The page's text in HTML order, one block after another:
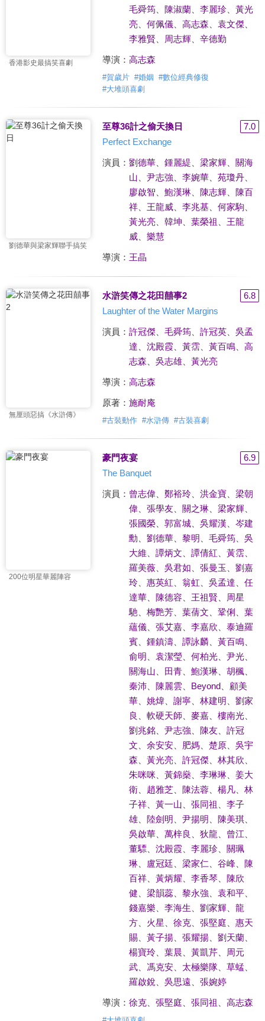
香港影史最搞笑喜劇
毛舜筠、 陳淑蘭、 李麗珍、 黃光
亮、 何佩儀、 高志森 袁文傑、
李雅賢
周志輝、 辛德勤
導演： 高志森
#賀歲片 #婚姻 #數位經典修復
#大堆頭喜劇
劉德華與梁家輝聯手搞笑
至尊36計之偷天換日
7.0
Perfect Exchange
演員： 劉德華、 鍾麗緹 梁家輝、 關海
山
尹志強 李婉華、 苑瓊丹、
廖啟智
鮑漢琳、 陳志輝、 陳百
祥、 王龍威、 李兆基、 何家駒、
黃光亮、 韓坤 葉榮祖
王龍
威、 樂慧
導演： 王晶
無厘頭惡搞《水滸傳》
水滸笑傳之花田囍事2
6.8
Laughter of the Water Margins
演員： 許冠傑、 毛舜筠、 許冠英、 吳孟
達
沈殿霞、 黃霑、 黃百鳴、 高
志森
吳志雄、 黃光亮
導演： 高志森
原著： 施耐庵
#古裝動作 #水滸傳 #古裝喜劇
200位明星華麗陣容
豪門夜宴
6.9
The Banquet
演員： 曾志偉、 鄭裕玲、 洪金寶、 梁朝
偉、 張學友、 關之琳、 梁家輝、
張國榮、 郭富城、 吳耀漢
岑建
勳
劉德華、 黎明 毛舜筠、 吳
大維、 譚炳文 譚倩紅 黃霑、
羅美薇、 吳君如 張曼玉
劉嘉
玲、 惠英紅 翁虹、 吳孟達
任
達華、 陳德容 王祖賢
周星
馳
梅艷芳、 葉蒨文 鞏俐
葉
蘊儀、 張艾嘉、 李嘉欣
泰迪羅
賓、 鍾鎮濤、 譚詠麟、 黃百鳴、
俞明
袁潔瑩、 何柏光、 尹光、
關海山
田青、 鮑漢琳、 胡楓、
秦沛、 陳麗雲、 Beyond、 顧美
華、 姚煒、 謝寧、 林建明
劉家
良
軟硬天師、 麥嘉、 樓南光、
劉兆銘、 尹志強 陳友、 許冠
文
余安安、 肥媽、 楚原、 吳宇
森
黃光亮、 許冠傑、 林其欣
朱咪咪
黃錦燊、 李琳琳、 姜大
衛、 趙雅芝、 陳法蓉、 楊凡、 林
子祥、 黃一山 張同祖
李子
雄、 陸劍明 尹揚明 陳美琪、
吳啟華、 萬梓良 狄龍 曾江
董驃、 沈殿霞、 李麗珍、 關珮
琳、 盧冠廷 梁家仁 谷峰、 陳
百祥、 黃炳耀 李香琴
陳欣
健
梁韻蕊、 黎永強 袁和平、
錢嘉樂
李海生 劉家輝、 龍
方、 火星 徐克、 張堅庭
惠天
賜、 黃子揚、 張耀揚、 劉天蘭、
楊寶玲、 葉晨 黃凱芹、
周元
武、 馮克安、 太極樂隊、 草蜢、
羅啟銳
吳思遠 張婉婷
導演： 徐克、 張堅庭 張同祖 高志森